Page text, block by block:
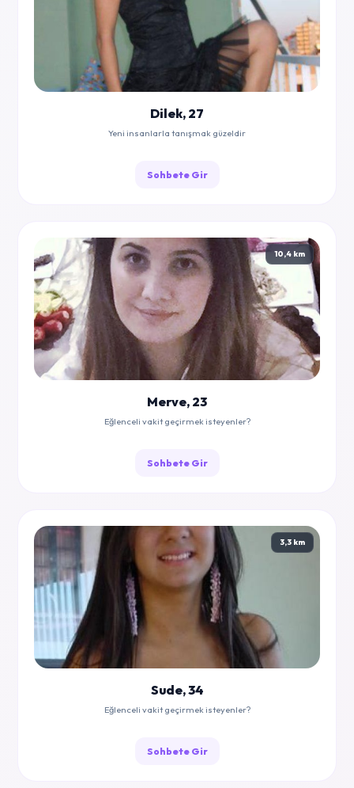
Dilek, 27
Yeni insanlarla tanışmak güzeldir
Sohbete Gir
10,4 km
Merve, 23
Eğlenceli vakit geçirmek isteyenler?
Sohbete Gir
3,3 km
Sude, 34
Eğlenceli vakit geçirmek isteyenler?
Sohbete Gir